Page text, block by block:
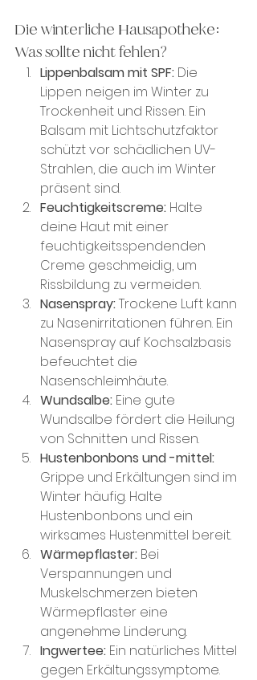
Die winterliche Hausapotheke:
Was sollte nicht fehlen?
Lippenbalsam mit SPF: Die
Lippen neigen im Winter zu
Trockenheit und Rissen. Ein
Balsam mit Lichtschutzfaktor
schützt vor schädlichen UV-
Strahlen, die auch im Winter
präsent sind.
Feuchtigkeitscreme: Halte
deine Haut mit einer
feuchtigkeitsspendenden
Creme geschmeidig, um
Rissbildung zu vermeiden.
Nasenspray: Trockene Luft kann
zu Nasenirritationen führen. Ein
Nasenspray auf Kochsalzbasis
befeuchtet die
Nasenschleimhäute.
Wundsalbe: Eine gute
Wundsalbe fördert die Heilung
von Schnitten und Rissen.
Hustenbonbons und -mittel:
Grippe und Erkältungen sind im
Winter häufig. Halte
Hustenbonbons und ein
wirksames Hustenmittel bereit.
Wärmepflaster: Bei
Verspannungen und
Muskelschmerzen bieten
Wärmepflaster eine
angenehme Linderung.
Ingwertee: Ein natürliches Mittel
gegen Erkältungssymptome.